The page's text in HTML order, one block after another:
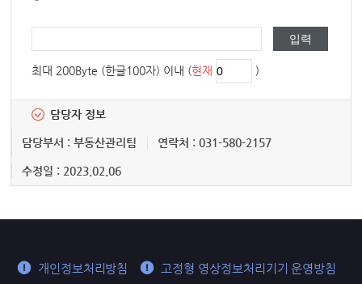
최대 200Byte (한글100자) 이내 (현재 )
담당자 정보
담당부서 : 부동산관리팀 연락처 : 031-580-2157
수정일 : 2023.02.06
개인정보처리방침
고정형 영상정보처리기기 운영방침